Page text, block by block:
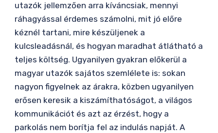
utazók jellemzően arra kíváncsiak, mennyi
ráhagyással érdemes számolni, mit jó előre
kéznél tartani, mire készüljenek a
kulcsleadásnál, és hogyan maradhat átlátható a
teljes költség. Ugyanilyen gyakran előkerül a
magyar utazók sajátos szemlélete is: sokan
nagyon figyelnek az árakra, közben ugyanilyen
erősen keresik a kiszámíthatóságot, a világos
kommunikációt és azt az érzést, hogy a
parkolás nem borítja fel az indulás napját. A